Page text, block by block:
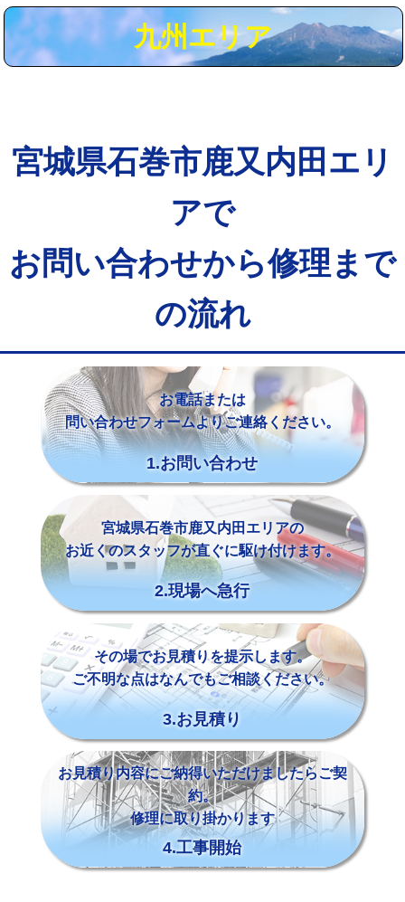
九州エリア
宮城県石巻市鹿又内田エリ
アで
お問い合わせから修理まで
の流れ
お電話または
問い合わせフォームよりご連絡ください。
1.お問い合わせ
宮城県石巻市鹿又内田エリアの
お近くのスタッフが直ぐに駆け付けます。
2.現場へ急行
その場でお見積りを提示します。
ご不明な点はなんでもご相談ください。
3.お見積り
お見積り内容にご納得いただけましたらご契
約。
修理に取り掛かります
4.工事開始